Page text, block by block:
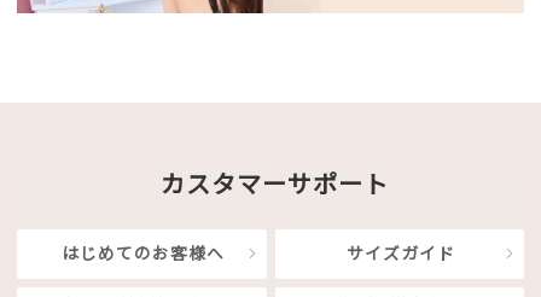
カスタマーサポート
はじめてのお客様へ サイズガイド